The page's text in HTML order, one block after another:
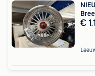
€